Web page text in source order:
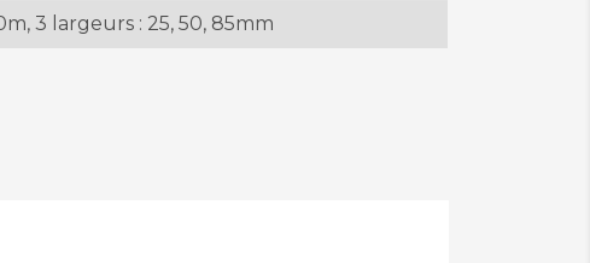
3 largeurs : 25, 50, 85mm